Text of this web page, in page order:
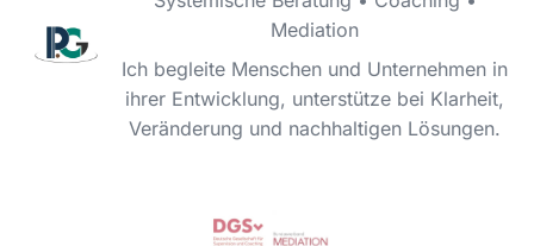
Mediation
Ich begleite Menschen und Unternehmen in
ihrer Entwicklung, unterstütze bei Klarheit,
Veränderung und nachhaltigen Lösungen.